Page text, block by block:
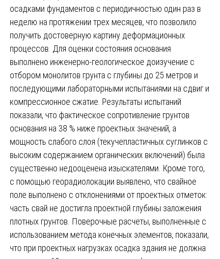
осадками фундаментов с периодичностью один раз в
неделю на протяжении трех месяцев, что позволило
получить достоверную картину деформационных
процессов. Для оценки состояния основания
выполнено инженерно-геологическое доизучение с
отбором монолитов грунта с глубины до 25 метров и
последующими лабораторными испытаниями на сдвиг и
компрессионное сжатие. Результаты испытаний
показали, что фактическое сопротивление грунтов
основания на 38 % ниже проектных значений, а
мощность слабого слоя (текучепластичных суглинков с
высоким содержанием органических включений) была
существенно недооценена изыскателями. Кроме того,
с помощью георадиолокации выявлено, что свайное
поле выполнено с отклонениями от проектных отметок:
часть свай не достигла проектной глубины заложения
плотных грунтов. Поверочные расчеты, выполненные с
использованием метода конечных элементов, показали,
что при проектных нагрузках осадка здания не должна